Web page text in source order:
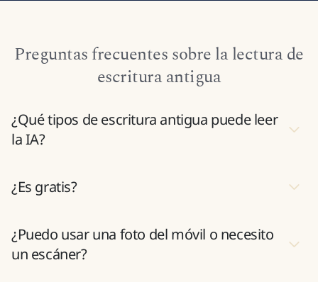
Preguntas frecuentes sobre la lectura de
escritura antigua
¿Qué tipos de escritura antigua puede leer
la IA?
¿Es gratis?
¿Puedo usar una foto del móvil o necesito
un escáner?